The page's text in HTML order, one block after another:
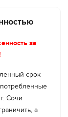
за
срок
Сочи
а